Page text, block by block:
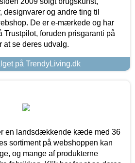
designvarer og andre ting til
De er e-mærkede og har
Trustpilot, foruden prisgaranti på
at se deres udvalg.
på TrendyLiving.dk
en landsdækkende kæde med 36
sortiment på webshoppen kan
og mange af produkterne